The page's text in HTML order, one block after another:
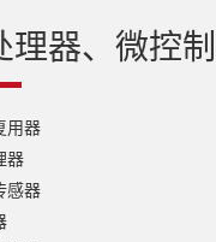
理器、微控
用器
器
感器